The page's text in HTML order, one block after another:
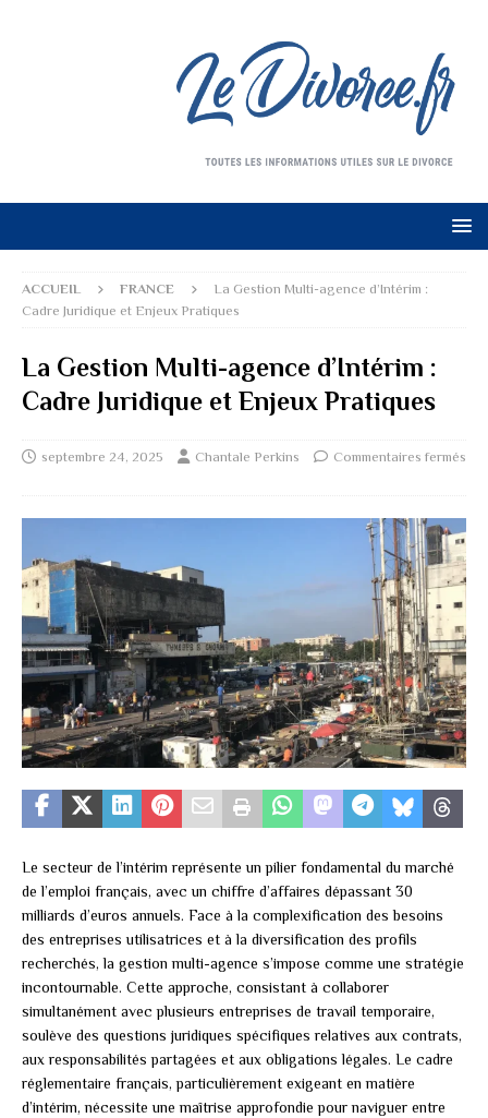
ACCUEIL FRANCE
La Gestion Multi-agence d’Intérim :
Cadre Juridique et Enjeux Pratiques
La Gestion Multi-agence d’Intérim :
Cadre Juridique et Enjeux Pratiques
septembre 24, 2025 Chantale Perkins Commentaires fermés
Le secteur de l’intérim représente un pilier fondamental du marché
de l’emploi français, avec un chiffre d’affaires dépassant 30
milliards d’euros annuels. Face à la complexification des besoins
des entreprises utilisatrices et à la diversification des profils
recherchés, la gestion multi-agence s’impose comme une stratégie
incontournable. Cette approche, consistant à collaborer
simultanément avec plusieurs entreprises de travail temporaire,
soulève des questions juridiques spécifiques relatives aux contrats,
aux responsabilités partagées et aux obligations légales. Le cadre
réglementaire français, particulièrement exigeant en matière
d’intérim, nécessite une maîtrise approfondie pour naviguer entre